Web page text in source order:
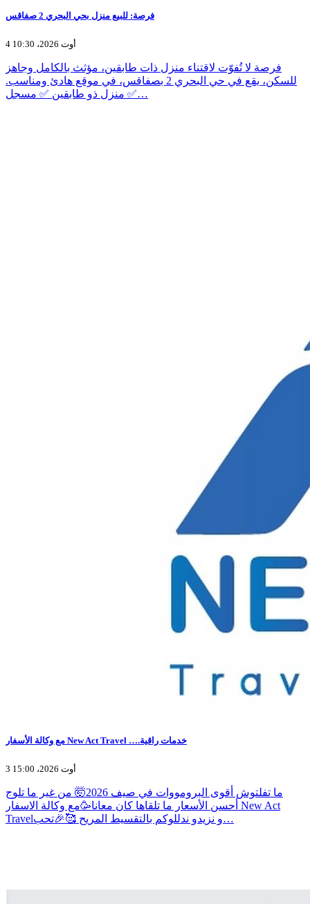
فرصة: للبيع منزل بحي البحري 2 صفاقس
4 أوت 2026، 10:30
فرصة لا تُفوّت لاقتناء منزل ذات طابقين، مؤثث بالكامل وجاهز
للسكن، يقع في حي البحري 2 بصفاقس، في موقع هادئ ومناسب.
✅ منزل ذو طابقين ✅ مسجل…
مع وكالة الأسفار New Act Travel ….خدمات راقية
3 أوت 2026، 15:00
ما تفلتوش أقوى البرومووات في صيف 2026🤯 من غير ما تلوج
أحسن الأسعار ما تلقاها كان معانا🥳مع وكالة الاسفار New Act
Travelو نزيدو ندللوكم بالتقسيط المريح 🥰🎉تحب…